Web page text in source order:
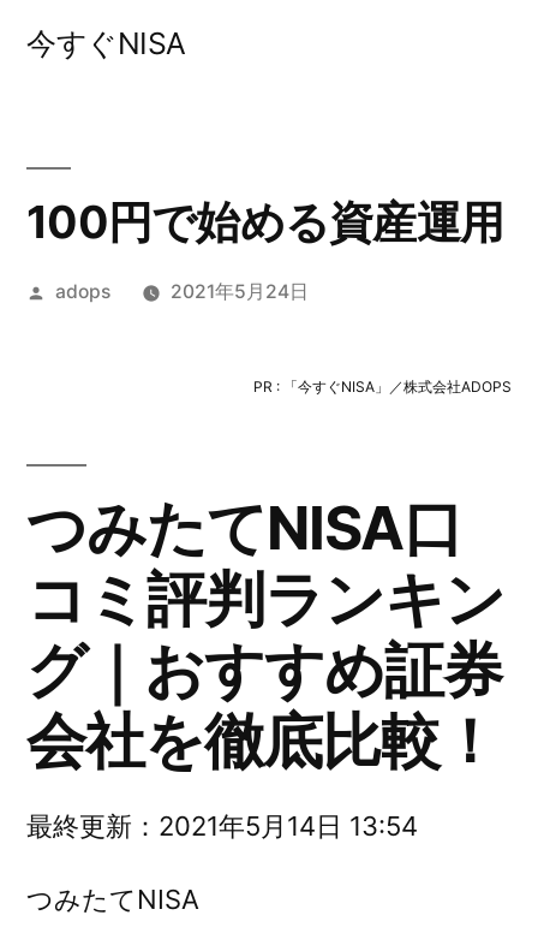
今すぐNISA
100円で始める資産運用
投
adops 2021年5月24日
PR : 「今すぐNISA」／株式会社ADOPS
つみたてNISA口
コミ評判ランキン
グ｜おすすめ証券
会社を徹底比較！
最終更新：2021年5月14日 13:54
つみたてNISA